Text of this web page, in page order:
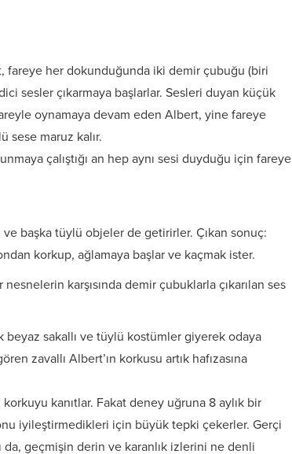
fareye her dokunduğunda iki demir çubuğu (biri
sesler çıkarmaya başlarlar. Sesleri duyan küçük
oynamaya devam eden Albert, yine fareye
sese maruz kalır.
çalıştığı an hep aynı sesi duyduğu için fareye
başka tüylü objeler de getirirler. Çıkan sonuç:
korkup, ağlamaya başlar ve kaçmak ister.
karşısında demir çubuklarla çıkarılan ses
beyaz sakallı ve tüylü kostümler giyerek odaya
zavallı Albert’ın korkusu artık hafızasına
kanıtlar. Fakat deney uğruna 8 aylık bir
iyileştirmedikleri için büyük tepki çekerler. Gerçi
da, geçmişin derin ve karanlık izlerini ne denli